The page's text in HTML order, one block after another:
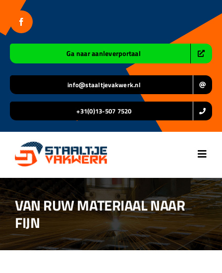
inhoud
Ga naar aanleverportaal
info@staaltjevakwerk.nl
+31(0)13-507 7520
Home
Over ons
VAN RUW MATERIAAL NAAR
FIJN